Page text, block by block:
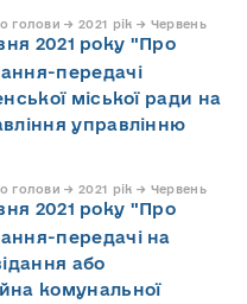
голови → 2021 рік → Червень
2021 року "Про
передачі
міської ради на
управлінню
голови → 2021 рік → Червень
2021 року "Про
передачі на
або
комунальної